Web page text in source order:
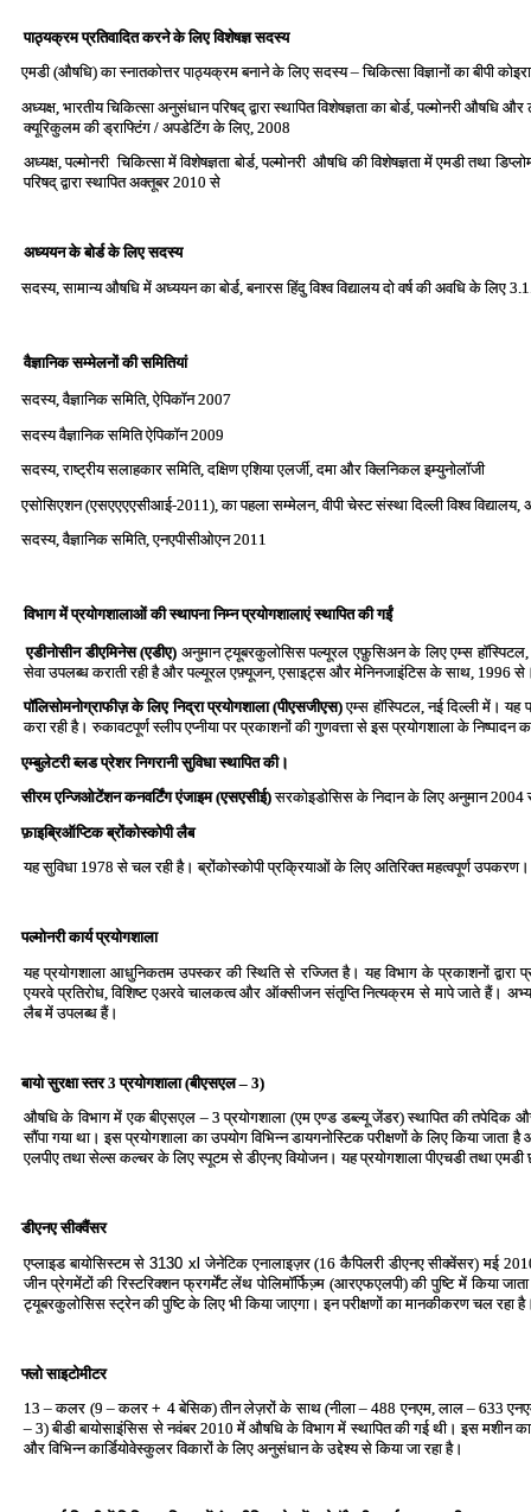
पाठ्यक्रम प्रतिवादित करने के लिए विशेषज्ञ सदस्‍य
एमडी (औषधि) का स्‍नातकोत्तर पाठ्यक्रम बनाने के लिए सदस्‍य – चिकित्‍सा विज्ञानों का बीपी
अध्‍यक्ष, भारतीय चिकित्‍सा अनुसंधान परिषद् द्वारा स्‍थापित विशेषज्ञता का बोर्ड, पल्‍मोनरी औषधि
क्‍यूरिकुलम की ड्राफ्टिंग / अपडेटिंग के लिए, 2008
अध्‍यक्ष, पल्मोनरी चिकित्‍सा में विशेषज्ञता बोर्ड, पल्मोनरी औषधि की विशेषज्ञता में एमडी तथा
परिषद् द्वारा स्‍थापित अक्‍तूबर 2010 से
अध्‍ययन के बोर्ड के लिए सदस्‍य
सदस्‍य, सामान्‍य औषधि में अध्‍ययन का बोर्ड, बनारस हिंदु विश्‍व विद्यालय दो वर्ष की अवधि के लिए
वैज्ञानिक सम्‍मेलनों की समितियां
सदस्‍य, वैज्ञानिक समिति, ऐपिकॉन 2007
सदस्‍य वैज्ञानिक समिति ऐपिकॉन 2009
सदस्‍य, राष्‍ट्रीय सलाहकार समिति, दक्षिण एशिया एलर्जी, दमा और क्लिनिकल इम्‍युनोलॉ‍जी
एसोसिएशन (एसएएएएसीआई-2011), का पहला सम्‍मेलन, वीपी चेस्‍ट संस्‍था दिल्‍ली विश्‍व
सदस्‍य, वैज्ञानिक समिति, एनएपीसीओएन 2011
विभाग में प्रयोगशालाओं की स्‍थापना निम्‍न प्रयोगशालाएं स्‍थापित की गईं
एडीनोसीन डीएमिनेस (एडीए) अनुमान ट्यूबरकुलोसिस पल्‍यूरल एफ़ुसिअन के लिए एम्‍स हॉस्पिटल,
सेवा उपलब्‍ध कराती रही है और पल्‍यूरल एफ़्यूजन, एसाइट्स और मेनिनजाइंटिस के साथ, 1996
पॉलिसोमनोग्राफीज़ के लिए निद्रा प्रयोगशाला (पीएसजीएस)एम्‍स हॉस्पिटल, नई दिल्‍ली में। यह
करा रही है। रुकावटपूर्ण स्‍लीप एप्‍नीया पर प्रकाशनों की गुणवत्ता से इस प्रयोगशाला के
एम्‍बुलेटरी ब्‍लड प्रेशर निगरानी सुविधा स्‍थापित की।
सीरम एन्जिओटेंशन कनवर्टिंग एंजाइम (एसएसीई)सरकोइडोसिस के निदान के लिए अनुमान
फ़ाइब्रिऑप्टिक ब्रोंकोस्‍कोपी लैब
यह सुविधा 1978 से चल रही है। ब्रोंकोस्‍कोपी प्रक्रियाओं के लिए अतिरिक्‍त महत्‍वपूर्ण उपकरण।
पल्‍मोनरी कार्य प्रयोगशाला
यह प्रयोगशाला आधुनिकतम उपस्‍कर की स्थिति से रज्जित है। यह विभाग के प्रकाशनों द्वारा
एयरवे प्रतिरोध, विशिष्‍ट एअरवे चालकत्‍व और ऑक्‍सीजन संतृप्ति नित्‍यक्रम से मापे जाते हैं।
लैब में उपलब्‍ध हैं।
बायो सुरक्षा स्‍तर 3 प्रयोगशाला (बीएसएल – 3)
औषधि के विभाग में एक बीएसएल – 3 प्रयोगशाला (एम एण्‍ड डब्‍ल्‍यू जेंडर) स्‍थापित की
सौंपा गया था। इस प्रयोगशाला का उपयोग विभिन्‍न डायगनोस्टिक परीक्षणों के लिए किया
एलपीए तथा सेल्‍स कल्‍चर के लिए स्‍पूटम से डीएनए वियोजन। यह प्रयोगशाला पीएचडी तथा एमडी
डीएनए सीक्‍वैंसर
एप्‍लाइड बायोसिस्‍टम से 3130 xlजेनेटिक एनालाइज़र (16 कैपिलरी डीएनए सीक्‍वेंसर) मई
जीन प्रेगमेंटों की रिस्‍टरिक्‍शन फ्रगर्मेंट लेंथ पोलिमॉर्फिज्‍़म (आरएफएलपी) की पुष्टि में किया
ट्यूबरकुलोसिस स्‍ट्रेन की पुष्टि के लिए भी किया जाएगा। इन परीक्षणों का मानकीकरण चल रहा
फ्लो साइटोमीटर
13 – कलर (9 – कलर+ 4 बेसिक) तीन लेज़रों के साथ (नीला – 488 एनएम, लाल – 633
– 3) बीडी बायोसाइंसिस से नवंबर 2010 में औषधि के विभाग में स्‍थापित की गई थी। इस मशीन
और विभिन्‍न कार्डियोवेस्‍कुलर विकारों के लिए अनुसंधान के उद्देश्‍य से किया जा रहा है।